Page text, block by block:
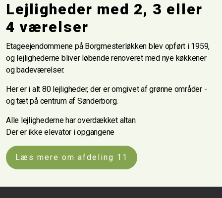
Lejligheder med 2, 3 eller
4 værelser
Etageejendommene på Borgmesterløkken blev opført i 1959,
og lejlighederne bliver løbende renoveret med nye køkkener
og badeværelser.
Her er i alt 80 lejligheder, der er omgivet af grønne områder -
og tæt på centrum af Sønderborg.
Alle lejlighederne har overdækket altan.
Der er ikke elevator i opgangene
Læs mere om afdeling 11